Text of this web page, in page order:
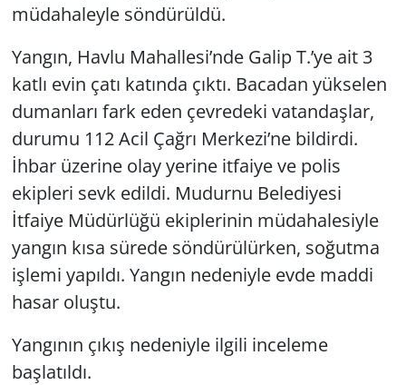
müdahaleyle söndürüldü.
Yangın, Havlu Mahallesi’nde Galip T.’ye ait 3
katlı evin çatı katında çıktı. Bacadan yükselen
dumanları fark eden çevredeki vatandaşlar,
durumu 112 Acil Çağrı Merkezi’ne bildirdi.
İhbar üzerine olay yerine itfaiye ve polis
ekipleri sevk edildi. Mudurnu Belediyesi
İtfaiye Müdürlüğü ekiplerinin müdahalesiyle
yangın kısa sürede söndürülürken, soğutma
işlemi yapıldı. Yangın nedeniyle evde maddi
hasar oluştu.
Yangının çıkış nedeniyle ilgili inceleme
başlatıldı.